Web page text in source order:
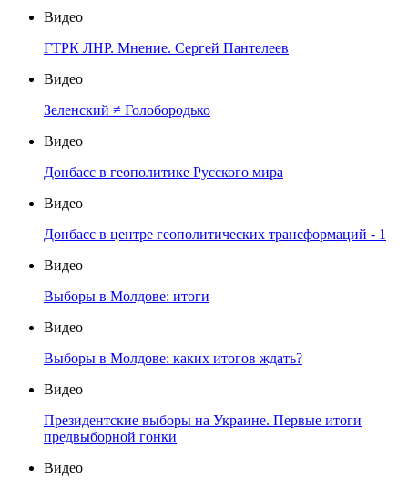
Видео
ГТРК ЛНР. Мнение. Сергей Пантелеев
Видео
Зеленский ≠ Голобородько
Видео
Донбасс в геополитике Русского мира
Видео
Донбасс в центре геополитических трансформаций - 1
Видео
Выборы в Молдове: итоги
Видео
Выборы в Молдове: каких итогов ждать?
Видео
Президентские выборы на Украине. Первые итоги
предвыборной гонки
Видео